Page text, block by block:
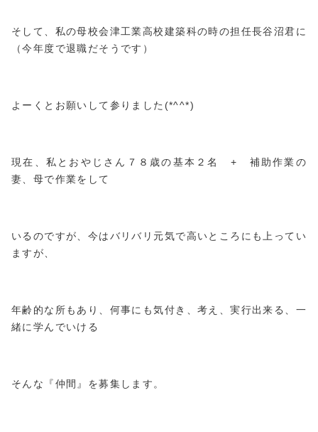
そして、私の母校会津工業高校建築科の時の担任長谷沼君に
（今年度で退職だそうです）
よーくとお願いして参りました(*^^*)
現在、私とおやじさん７８歳の基本２名 + 補助作業の
妻、母で作業をして
いるのですが、今はバリバリ元気で高いところにも上ってい
ますが、
年齢的な所もあり、何事にも気付き、考え、実行出来る、一
緒に学んでいける
そんな『仲間』を募集します。